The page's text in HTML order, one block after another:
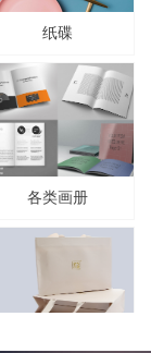
纸碟
各类画册